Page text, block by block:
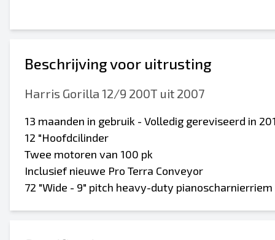
Beschrijving voor uitrusting
Harris Gorilla 12/9 200T uit 2007
13 maanden in gebruik - Volledig gereviseerd in
12 "Hoofdcilinder
Twee motoren van 100 pk
Inclusief nieuwe Pro Terra Conveyor
72 "Wide - 9" pitch heavy-duty